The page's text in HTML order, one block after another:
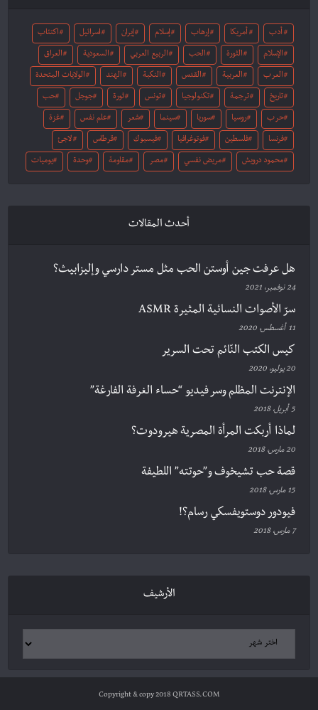
أدب أمريكا إرهاب إسلام إيران اسرائيل اكتئاب
الإسلام الثورة الحب الربيع العربي السعودية العراق
العرب العربية القدس النكبة الهند الولايات المتحدة
تاريخ ترجمة تكنولوجيا تونس ثورة جوجل حب
حرب روسيا سوريا سينما شعر علم نفس غزة
فرنسا فلسطين فوتوغرافيا فيسبوك قرطاس لاجئ
محمود درويش مريض نفسي مصر مقاومة وحدة يوميات
أحدث المقالات
هل عرفت جين أوستن الحب مثل مستر دارسي وإليزابيث؟
24 نوفمبر، 2021
سرّ الأصوات النسائية المثيرة ASMR
11 أغسطس، 2020
كيس الكتب النّائم تحت السرير
20 يوليو، 2020
الإنترنت المظلم وسر فيديو “حساء الغرفة الفارغة”
5 أبريل، 2018
لماذا أربكت المرأة المصرية هيرودوت؟
20 مارس، 2018
قصة حب تشيخوف و”حوتته” اللطيفة
15 مارس، 2018
فيودور دوستويفسكي رسام؟!
7 مارس، 2018
الأرشيف
Copyright & copy 2018 QRTASS.COM